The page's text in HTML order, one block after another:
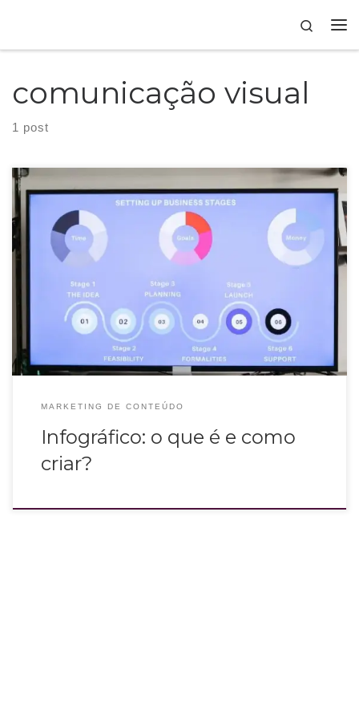
Search
comunicação visual
1 post
Um dos recursos visuais mais completos e atrativos para suas publicações é
o infográfico, e você deve pensar em incluí-los no seu conteúdo.
MARKETING DE CONTEÚDO
Infográfico: o que é e como
criar?